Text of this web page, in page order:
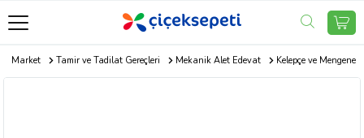
Market Tamir ve Tadilat Gereçleri Mekanik Alet Edevat Kelepçe ve Mengene